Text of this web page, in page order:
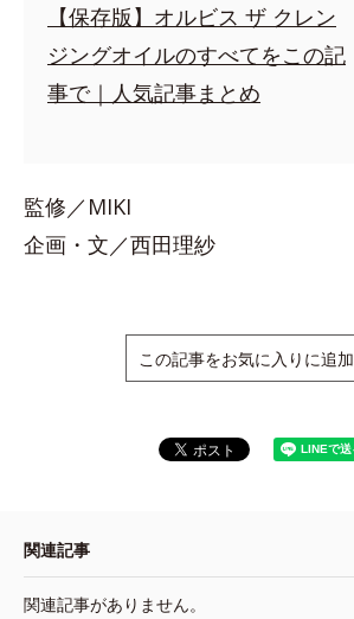
【保存版】オルビス ザ クレン
ジングオイルのすべてをこの記
事で｜人気記事まとめ
監修／MIKI
企画・文／西田理紗
この記事をお気に入りに追加
関連記事
関連記事がありません。